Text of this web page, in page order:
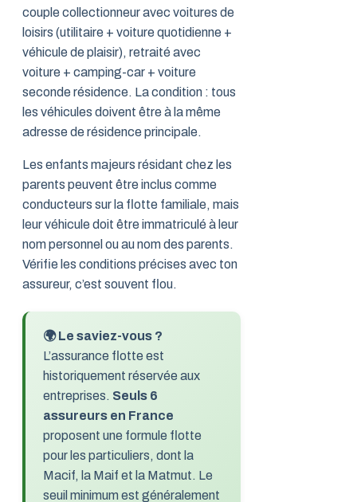
couple collectionneur avec voitures de
loisirs (utilitaire + voiture quotidienne +
véhicule de plaisir), retraité avec
voiture + camping-car + voiture
seconde résidence. La condition : tous
les véhicules doivent être à la même
adresse de résidence principale.
Les enfants majeurs résidant chez les
parents peuvent être inclus comme
conducteurs sur la flotte familiale, mais
leur véhicule doit être immatriculé à leur
nom personnel ou au nom des parents.
Vérifie les conditions précises avec ton
assureur, c’est souvent flou.
🌍 Le saviez-vous ?
L’assurance flotte est
historiquement réservée aux
entreprises. Seuls 6
assureurs en France
proposent une formule flotte
pour les particuliers, dont la
Macif, la Maif et la Matmut. Le
seuil minimum est généralement